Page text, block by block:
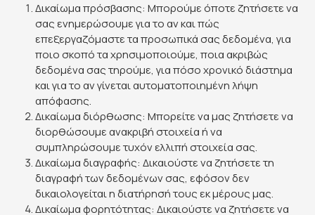
Δικαίωμα πρόσβασης: Μπορούμε όποτε ζητήσετε να
σας ενημερώσουμε για το αν και πώς
επεξεργαζόμαστε τα προσωπικά σας δεδομένα, για
ποιο σκοπό τα χρησιμοποιούμε, ποια ακριβώς
δεδομένα σας τηρούμε, για πόσο χρονικό διάστημα
και για το αν γίνεται αυτοματοποιημένη λήψη
απόφασης.
Δικαίωμα διόρθωσης: Μπορείτε να μας ζητήσετε να
διορθώσουμε ανακριβή στοιχεία ή να
συμπληρώσουμε τυχόν ελλιπή στοιχεία σας.
Δικαίωμα διαγραφής: Δικαιούστε να ζητήσετε τη
διαγραφή των δεδομένων σας, εφόσον δεν
δικαιολογείται η διατήρησή τους εκ μέρους μας.
Δικαίωμα φορητότητας: Δικαιούστε να ζητήσετε να